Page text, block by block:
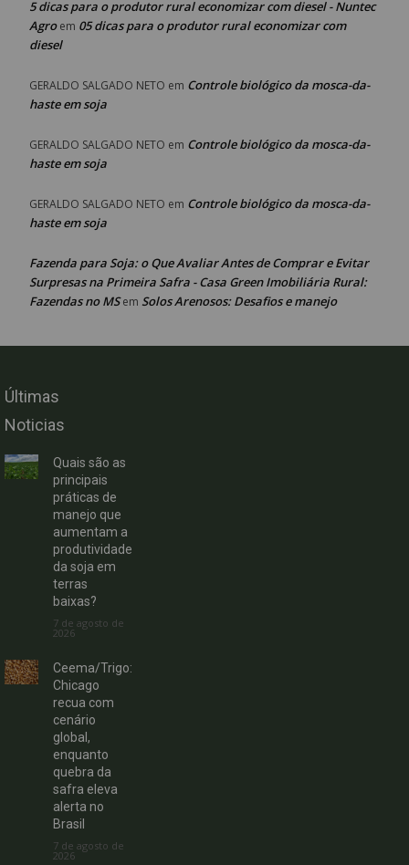
5 dicas para o produtor rural economizar com diesel - Nuntec
Agroem 05 dicas para o produtor rural economizar com
diesel
GERALDO SALGADO NETO em Controle biológico da mosca-da-
haste em soja
GERALDO SALGADO NETO em Controle biológico da mosca-da-
haste em soja
GERALDO SALGADO NETO em Controle biológico da mosca-da-
haste em soja
Fazenda para Soja: o Que Avaliar Antes de Comprar e Evitar
Surpresas na Primeira Safra - Casa Green Imobiliária Rural:
Fazendas no MSem Solos Arenosos: Desafios e manejo
Últimas
Noticias
Quais são as
principais
práticas de
manejo que
aumentam a
produtividade
da soja em
terras
baixas?
7 de agosto de
2026
Ceema/Trigo:
Chicago
recua com
cenário
global,
enquanto
quebra da
safra eleva
alerta no
Brasil
7 de agosto de
2026